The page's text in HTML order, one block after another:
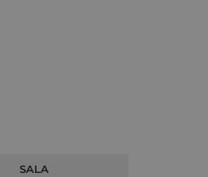
SALA